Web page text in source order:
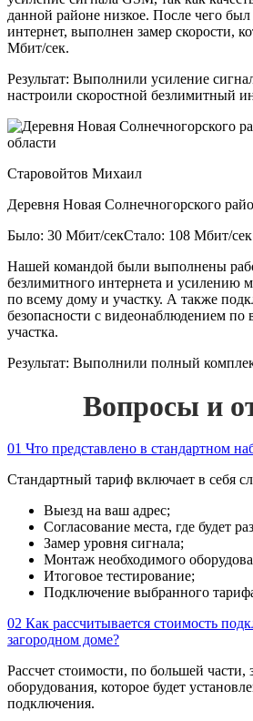
данной районе низкое. После чего был
интернет, выполнен замер скорости,
Мбит/сек.
Результат: Выполнили усиление
настроили скоростной безлимитный
Старовойтов Михаил
Деревня Новая Солнечногорского
Было: 30 Мбит/секСтало: 108 Мбит/сек
Нашей командой были выполнены
безлимитного интернета и усилению
по всему дому и участку. А также
безопасности с видеонаблюдением по
участка.
Результат: Выполнили полный
Вопросы и
01 Что представлено в стандартном
Стандартный тариф включает в себя
Выезд на ваш адрес;
Согласование места, где будет
Замер уровня сигнала;
Монтаж необходимого
Итоговое тестирование;
Подключение выбранного
02 Как рассчитывается стоимость
загородном доме?
Рассчет стоимости, по большей части,
оборудования, которое будет
подключения.